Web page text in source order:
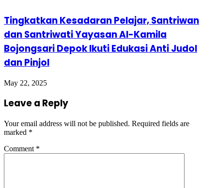
Tingkatkan Kesadaran Pelajar, Santriwan
dan Santriwati Yayasan Al-Kamila
Bojongsari Depok Ikuti Edukasi Anti Judol
dan Pinjol
May 22, 2025
Leave a Reply
Your email address will not be published. Required fields are
marked *
Comment *